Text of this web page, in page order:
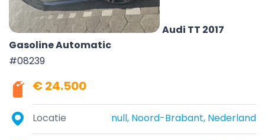
Audi TT 2017
Gasoline Automatic
#08239
€ 24.500
Locatie null, Noord-Brabant, Nederland